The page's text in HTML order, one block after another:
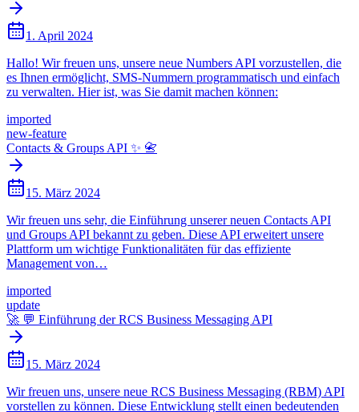
1. April 2024
Hallo! Wir freuen uns, unsere neue Numbers API vorzustellen, die
es Ihnen ermöglicht, SMS-Nummern programmatisch und einfach
zu verwalten. Hier ist, was Sie damit machen können:
imported
new-feature
Contacts & Groups API ✨ 📇
15. März 2024
Wir freuen uns sehr, die Einführung unserer neuen Contacts API
und Groups API bekannt zu geben. Diese API erweitert unsere
Plattform um wichtige Funktionalitäten für das effiziente
Management von…
imported
update
🚀 💬 Einführung der RCS Business Messaging API
15. März 2024
Wir freuen uns, unsere neue RCS Business Messaging (RBM) API
vorstellen zu können. Diese Entwicklung stellt einen bedeutenden